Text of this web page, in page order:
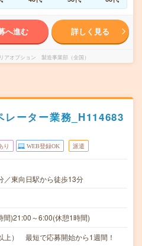
へ進む 詳しく見る
アオプション 製造事業部（全国）
レーター業務_H114683
り WEB登録OK 派遣
／東向日駅から徒歩13分
間)21:00～6:00(休憩1時間)
上） 最短で応募開始から1週間！